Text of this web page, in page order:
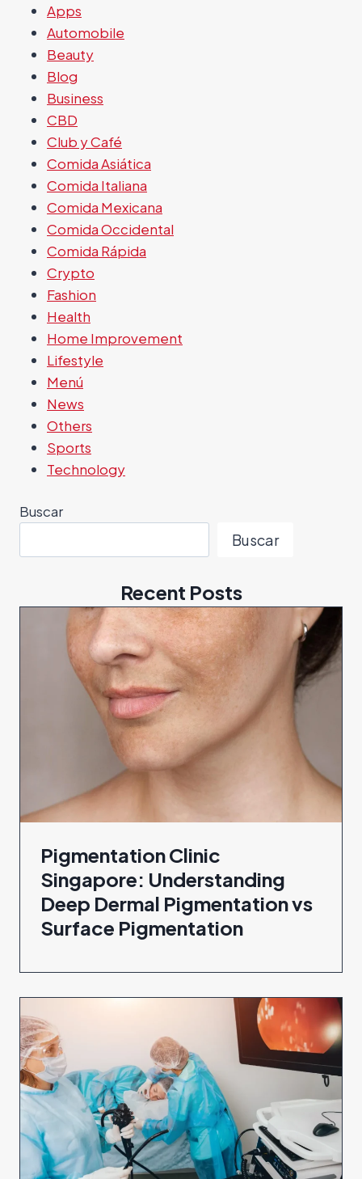
Apps
Automobile
Beauty
Blog
Business
CBD
Club y Café
Comida Asiática
Comida Italiana
Comida Mexicana
Comida Occidental
Comida Rápida
Crypto
Fashion
Health
Home Improvement
Lifestyle
Menú
News
Others
Sports
Technology
Buscar
Buscar
Recent Posts
Pigmentation Clinic
Singapore: Understanding
Deep Dermal Pigmentation vs
Surface Pigmentation